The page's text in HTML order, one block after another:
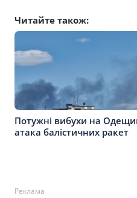
Читайте також:
Потужні вибухи на
атака балістичних ракет
Реклама